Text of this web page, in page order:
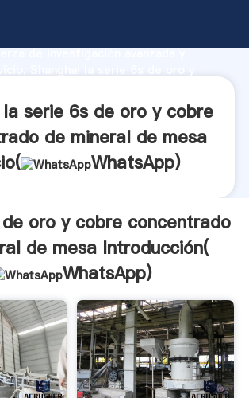
de investigación avanzada y
aporta valores a todos los clientes.
serie 6s de oro y cobre
de mineral de mesa
WhatsApp)
oro y cobre concentrado
de mesa Introducción(
WhatsApp)